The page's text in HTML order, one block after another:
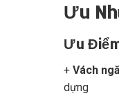
Ưu
Ưu
+ Vách
dựng